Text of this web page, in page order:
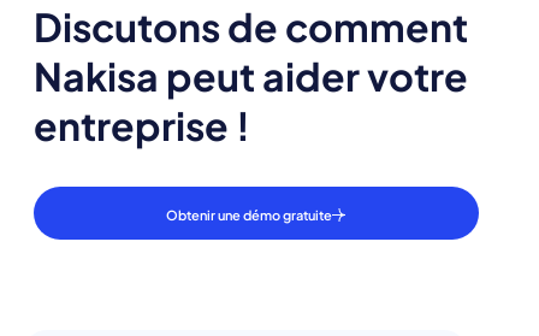
Discutons de comment
Nakisa peut aider votre
entreprise !
Obtenir une démo gratuite